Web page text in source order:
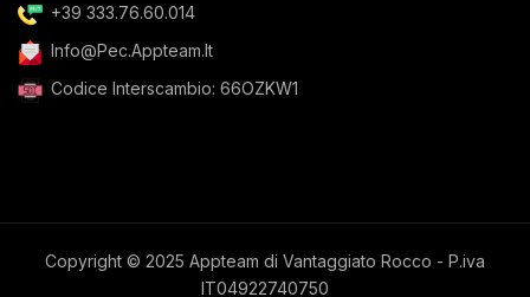
+39 333.76.60.014
Info@pec.appteam.it
Codice Interscambio: 66OZKW1
Copyright © 2025 Appteam di Vantaggiato Rocco - P.iva
IT04922740750